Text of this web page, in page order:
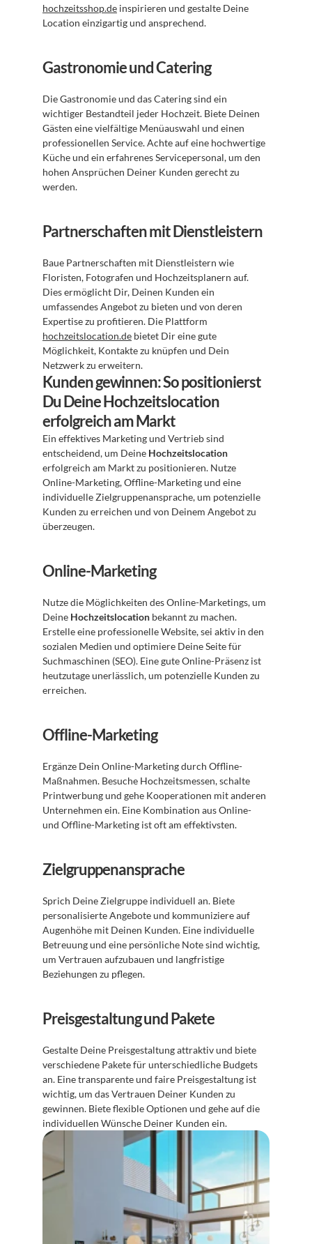
hochzeitsshop.de inspirieren und gestalte Deine
Location einzigartig und ansprechend.
Gastronomie und Catering
Die Gastronomie und das Catering sind ein
wichtiger Bestandteil jeder Hochzeit. Biete Deinen
Gästen eine vielfältige Menüauswahl und einen
professionellen Service. Achte auf eine hochwertige
Küche und ein erfahrenes Servicepersonal, um den
hohen Ansprüchen Deiner Kunden gerecht zu
werden.
Partnerschaften mit Dienstleistern
Baue Partnerschaften mit Dienstleistern wie
Floristen, Fotografen und Hochzeitsplanern auf.
Dies ermöglicht Dir, Deinen Kunden ein
umfassendes Angebot zu bieten und von deren
hochzeitslocation.de bietet Dir eine gute
Möglichkeit, Kontakte zu knüpfen und Dein
Netzwerk zu erweitern.
Kunden gewinnen: So positionierst
Du Deine Hochzeitslocation
erfolgreich am Markt
Ein effektives Marketing und Vertrieb sind
entscheidend, um Deine Hochzeitslocation
erfolgreich am Markt zu positionieren. Nutze
Online-Marketing, Offline-Marketing und eine
individuelle Zielgruppenansprache, um potenzielle
Kunden zu erreichen und von Deinem Angebot zu
überzeugen.
Online-Marketing
Nutze die Möglichkeiten des Online-Marketings, um
Deine Hochzeitslocation bekannt zu machen.
Erstelle eine professionelle Website, sei aktiv in den
sozialen Medien und optimiere Deine Seite für
Suchmaschinen (SEO). Eine gute Online-Präsenz ist
heutzutage unerlässlich, um potenzielle Kunden zu
erreichen.
Offline-Marketing
Ergänze Dein Online-Marketing durch Offline-
Maßnahmen. Besuche Hochzeitsmessen, schalte
Printwerbung und gehe Kooperationen mit anderen
Unternehmen ein. Eine Kombination aus Online-
und Offline-Marketing ist oft am effektivsten.
Zielgruppenansprache
Sprich Deine Zielgruppe individuell an. Biete
personalisierte Angebote und kommuniziere auf
Augenhöhe mit Deinen Kunden. Eine individuelle
Betreuung und eine persönliche Note sind wichtig,
um Vertrauen aufzubauen und langfristige
Beziehungen zu pflegen.
Preisgestaltung und Pakete
Gestalte Deine Preisgestaltung attraktiv und biete
verschiedene Pakete für unterschiedliche Budgets
an. Eine transparente und faire Preisgestaltung ist
wichtig, um das Vertrauen Deiner Kunden zu
gewinnen. Biete flexible Optionen und gehe auf die
individuellen Wünsche Deiner Kunden ein.